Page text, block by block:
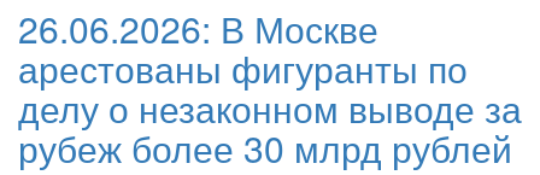
26.06.2026: В Москве
арестованы фигуранты по
делу о незаконном выводе за
рубеж более 30 млрд рублей